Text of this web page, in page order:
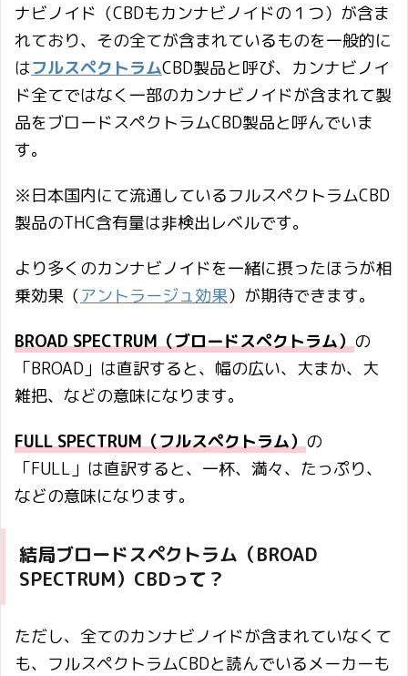
ナビノイド（CBDもカンナビノイドの１つ）が含ま
れており、その全てが含まれているものを一般的に
はフルスペクトラムCBD製品と呼び、カンナビノイ
ド全てではなく一部のカンナビノイドが含まれて製
品をブロードスペクトラムCBD製品と呼んでいま
す。
※日本国内にて流通しているフルスペクトラムCBD
製品のTHC含有量は非検出レベルです。
より多くのカンナビノイドを一緒に摂ったほうが相
乗効果（アントラージュ効果）が期待できます。
BROAD SPECTRUM（ブロードスペクトラム）の
「BROAD」は直訳すると、幅の広い、大まか、大
雑把、などの意味になります。
FULL SPECTRUM（フルスペクトラム）の
「FULL」は直訳すると、一杯、満々、たっぷり、
などの意味になります。
結局ブロードスペクトラム（BROAD
SPECTRUM）CBDって？
ただし、全てのカンナビノイドが含まれていなくて
も、フルスペクトラムCBDと読んでいるメーカーも